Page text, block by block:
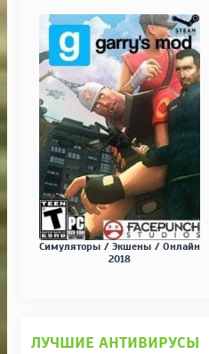
Симуляторы / Экшены / Онлайн
2018
ЛУЧШИЕ АНТИВИРУСЫ